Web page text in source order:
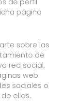
de perfil
página
sobre las
de
red social,
web
sociales o
ellos.